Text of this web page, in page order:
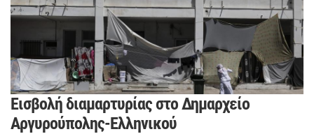
Εισβολή διαμαρτυρίας στο Δημαρχείο
Αργυρούπολης-Ελληνικού